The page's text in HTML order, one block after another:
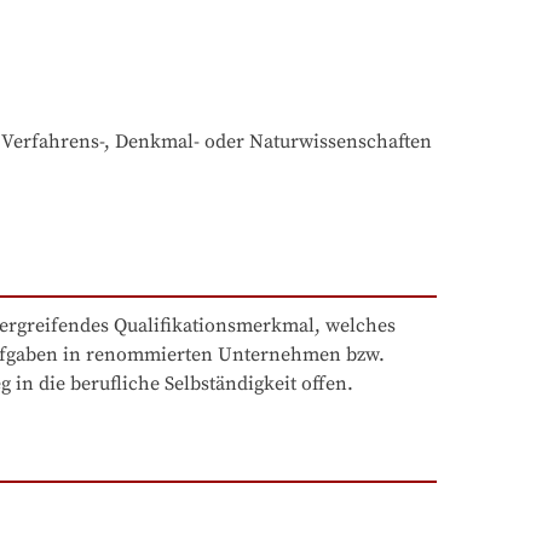
, Denkmal- oder Naturwissenschaften
Qualifikationsmerkmal, welches
in renommierten Unternehmen bzw.
in die berufliche Selbständigkeit offen.